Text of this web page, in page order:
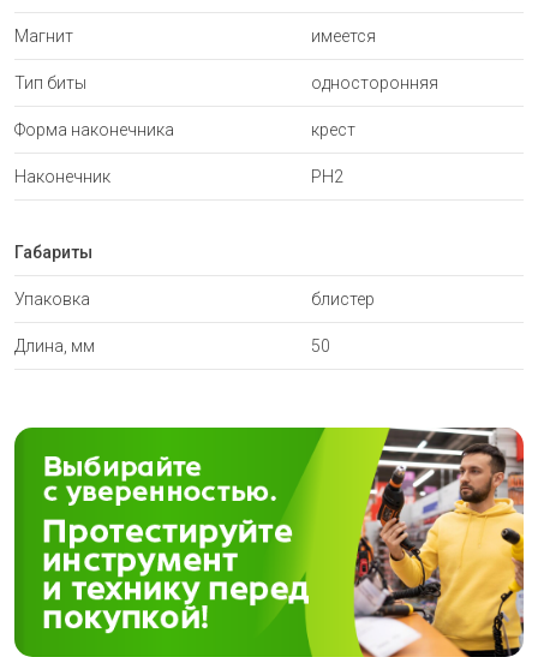
Магнит имеется
Тип биты односторонняя
Форма наконечника крест
Наконечник PH2
Габариты
Упаковка блистер
Длина, мм 50